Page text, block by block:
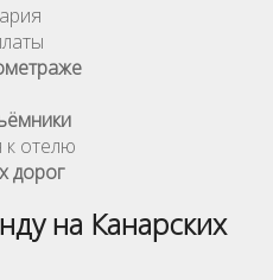
к отелю
дорог
на Канарских